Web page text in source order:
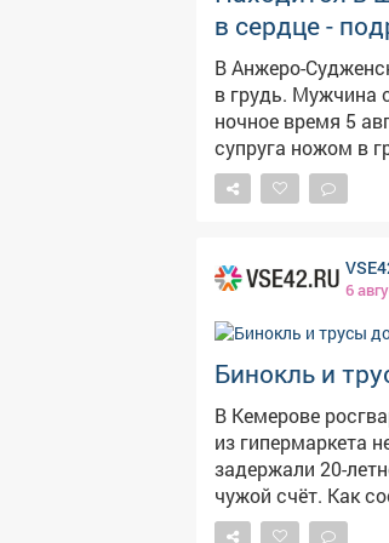
в сердце -
В Анжеро-
в грудь. Мужчина скончался. По версии
ночное время 5
супруга ножом в
медицинскую
скончался. Как сообщили в СУ СК по Кузбассу, женщину задержали. Сейчас
провели проверку
Обвинение предъявили по
речь идет о
ссора. Удар
женщина
6
Бинокль и
В Кемерове
из гипермаркета необычный
задержали 20-
чужой счёт. Как
время в